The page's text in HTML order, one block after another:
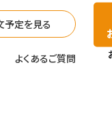
予定を見る
よくあるご質問